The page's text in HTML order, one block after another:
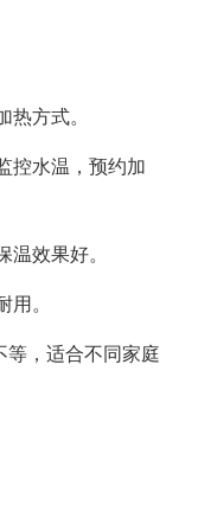
方式。
控水温，预约加
效果好。
。
，适合不同家庭